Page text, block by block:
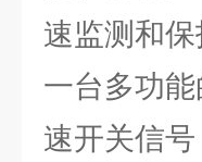
速监测和
一台多功
速开关信